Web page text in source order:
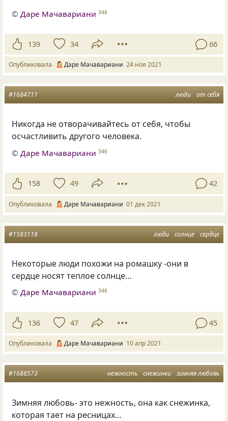
© Даре Мачавариани 346
139 34 66
Опубликовала Даре Мачавариани 24 ноя 2021
люди от себя
#1684711
Никогда не отворачивайтесь от себя, чтобы
осчастливить другого человека.
© Даре Мачавариани 346
158 49 42
Опубликовала Даре Мачавариани 01 дек 2021
люди солнце сердце
#1583118
Некоторые люди похожи на ромашку -они в
сердце носят теплое солнце…
©Даре Мачавариани 346
136 47 45
Опубликовала Даре Мачавариани 10 апр 2021
нежность снежинки зимняя любовь
#1688573
Зимняя любовь- это нежность, она как снежинка,
которая тает на ресницах…